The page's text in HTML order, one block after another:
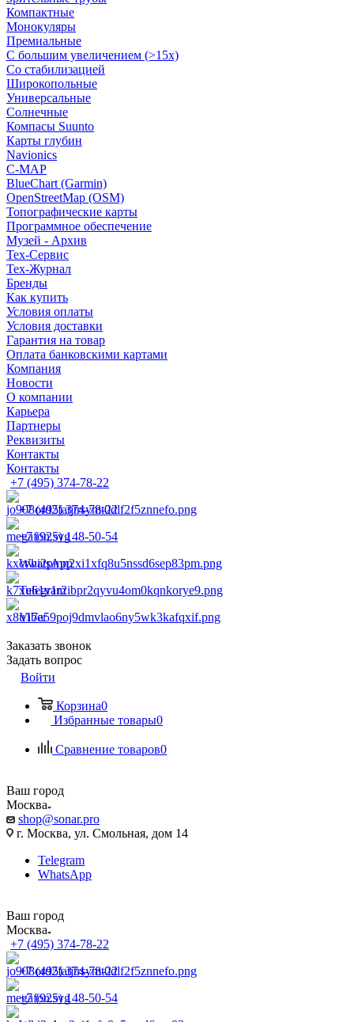
Компактные
Монокуляры
Премиальные
С большим увеличением (>15x)
Со стабилизацией
Широкопольные
Универсальные
Солнечные
Компасы Suunto
Карты глубин
Navionics
C-MAP
BlueChart (Garmin)
OpenStreetMap (OSM)
Топографические карты
Программное обеспечение
Музей - Архив
Tex-Сервис
Тех-Журнал
Бренды
Как купить
Условия оплаты
Условия доставки
Гарантия на товар
Оплата банковскими картами
Компания
Новости
О компании
Карьера
Партнеры
Реквизиты
Контакты
Контакты
+7 (495) 374-78-22
+7 (495) 374-78-22
+7 (925) 148-50-54
WhatsApp
Telegram
Viber
Заказать звонок
Задать вопрос
Войти
Корзина0
Избранные товары0
Сравнение товаров0
Ваш город
Москва
shop@sonar.pro
г. Москва, ул. Смольная, дом 14
Telegram
WhatsApp
Ваш город
Москва
+7 (495) 374-78-22
+7 (495) 374-78-22
+7 (925) 148-50-54